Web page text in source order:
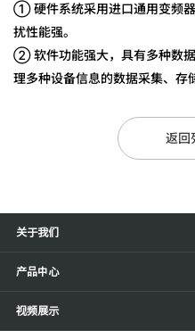
① 硬件系统采用进口通用变频
扰性能强。
② 软件功能强大，具有多种数
理多种设备信息的数据采集、存
返回
关于我们
产品中心
视频展示